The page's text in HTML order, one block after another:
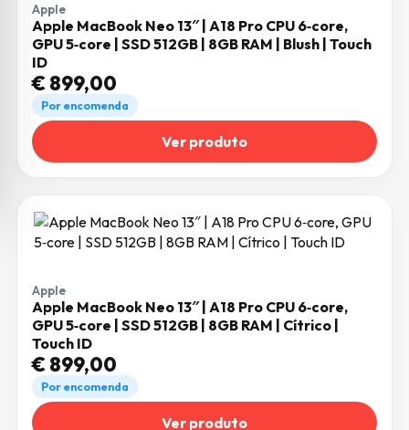
Apple
Apple MacBook Neo 13″ | A18 Pro CPU 6‑core,
GPU 5‑core | SSD 512GB | 8GB RAM | Blush | Touch
ID
€899,00
Por encomenda
Ver produto
Apple
Apple MacBook Neo 13″ | A18 Pro CPU 6‑core,
GPU 5‑core | SSD 512GB | 8GB RAM | Cítrico |
Touch ID
€899,00
Por encomenda
Ver produto